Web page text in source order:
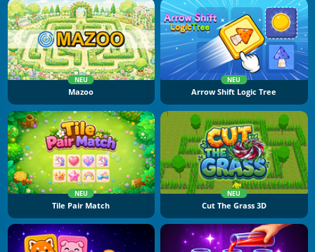
NEU
Mazoo
NEU
Arrow Shift Logic Tree
NEU
Tile Pair Match
NEU
Cut The Grass 3D